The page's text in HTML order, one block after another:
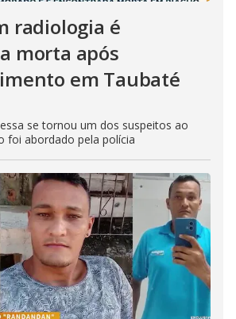
radiologia é
morta após
em Taubaté
se tornou um dos suspeitos ao
foi abordado pela polícia